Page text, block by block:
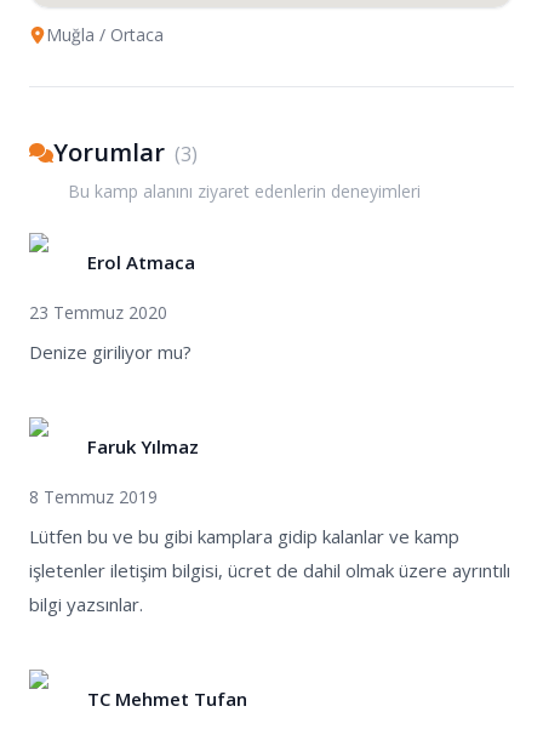
Muğla / Ortaca
Yorumlar (3)
Bu kamp alanını ziyaret edenlerin deneyimleri
Erol Atmaca
23 Temmuz 2020
Denize giriliyor mu?
Faruk Yılmaz
8 Temmuz 2019
Lütfen bu ve bu gibi kamplara gidip kalanlar ve kamp
işletenler iletişim bilgisi, ücret de dahil olmak üzere ayrıntılı
bilgi yazsınlar.
TC Mehmet Tufan